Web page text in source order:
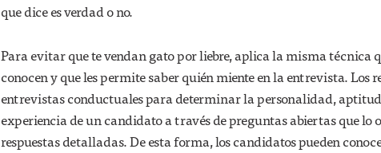
que dice es verdad o no.
Para evitar que te vendan gato por liebre, aplica la misma técnica
conocen y que les permite saber quién miente en la entrevista. Los
entrevistas conductuales para determinar la personalidad,
experiencia de un candidato a través de preguntas abiertas que lo
respuestas detalladas. De esta forma, los candidatos pueden